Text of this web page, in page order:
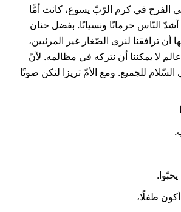
الفرح في كرم الرّبّ يسوع، كانت أمًّا
النّاس حرمانًا ونسيانًا. بفضل حنان
أن ترافقنا لنرى الصّغار غير المرئيين،
لا يمكننا أن نتركه في مظالمه. لأنّ
للجميع. ومع الأمّ تريزا لنكن صوتًا
طفلًا،